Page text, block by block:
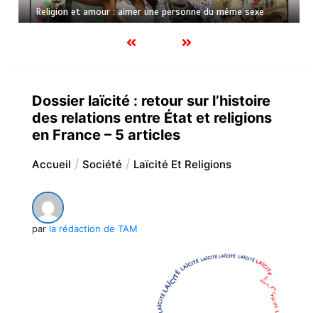
Religion et amour : aimer une personne du même sexe
Dossier laïcité : retour sur l’histoire
des relations entre État et religions
en France – 5 articles
Accueil Société Laïcité Et Religions
par la rédaction de TAM